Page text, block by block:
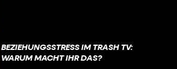
BEZIEHUNGSSTRESS IM TRASH TV:
WARUM MACHT IHR DAS?